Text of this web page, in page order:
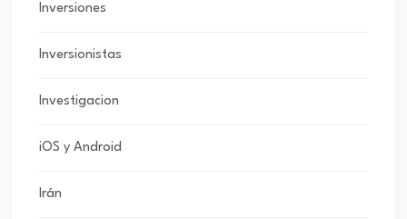
Inversiones
Inversionistas
Investigacion
iOS y Android
Irán